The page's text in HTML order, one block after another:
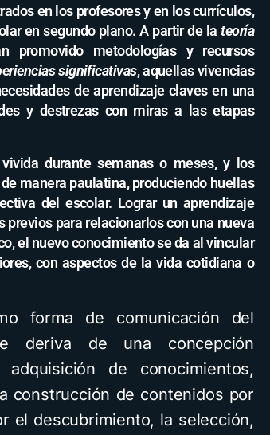
en los profesores y en los currículos,
en segundo plano. A partir de lateoría
metodologías y recursos
significativas, aquellas vivencias
de aprendizaje claves en una
y destrezas con miras a las etapas
durante semanas o meses, y los
manera paulatina, produciendo huellas
del escolar. Lograr un aprendizaje
para relacionarlos con una nueva
el nuevo conocimiento se da al vincular
con aspectos de la vida cotidiana o
forma de comunicación del
deriva de una concepción
de conocimientos,
construcción de contenidos por
el descubrimiento, la selección,